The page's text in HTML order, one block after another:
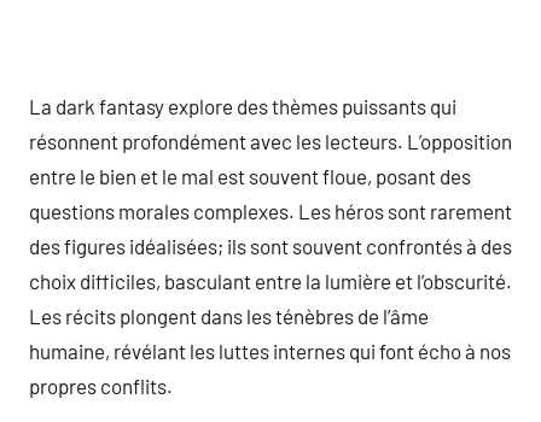
La dark fantasy explore des thèmes puissants qui
résonnent profondément avec les lecteurs. L’opposition
entre le bien et le mal est souvent floue, posant des
questions morales complexes. Les héros sont rarement
des figures idéalisées; ils sont souvent confrontés à des
choix difficiles, basculant entre la lumière et l’obscurité.
Les récits plongent dans les ténèbres de l’âme
humaine, révélant les luttes internes qui font écho à nos
propres conflits.